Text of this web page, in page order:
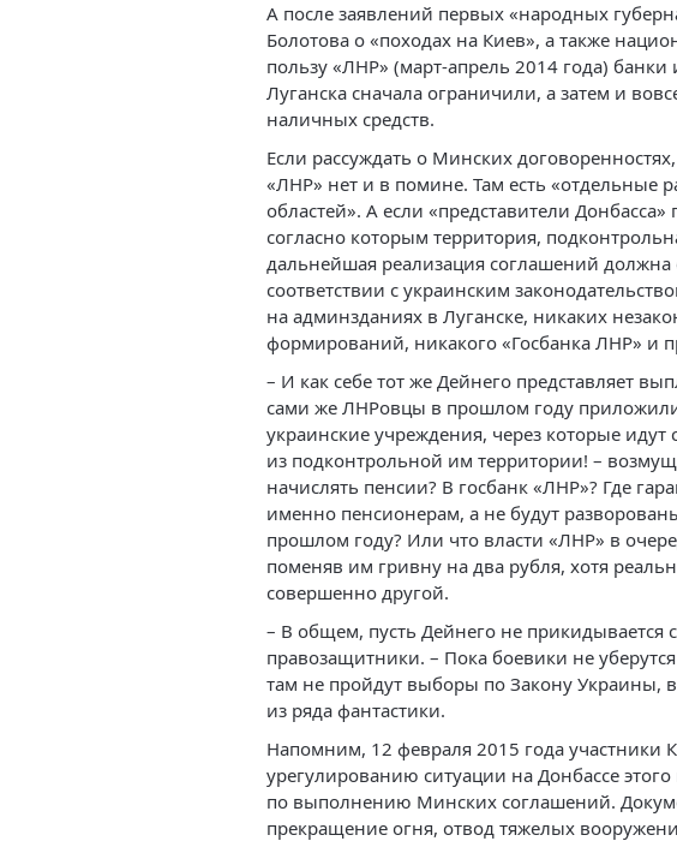
А после заявлений первых «народных
Болотова о «походах на Киев», а также
пользу «ЛНР» (март-апрель 2014 года)
Луганска сначала ограничили, а затем и
наличных средств.
Если рассуждать о Минских
«ЛНР» нет и в помине. Там есть «отдельные
областей». А если «представители
согласно которым территория,
дальнейшая реализация соглашений должна
соответствии с украинским
на админзданиях в Луганске, никаких
формирований, никакого «Госбанка ЛНР» и
– И как себе тот же Дейнего представляет
сами же ЛНРовцы в прошлом году
украинские учреждения, через которые
из подконтрольной им территории! –
начислять пенсии? В госбанк «ЛНР»? Где
именно пенсионерам, а не будут
прошлом году? Или что власти «ЛНР» в
поменяв им гривну на два рубля, хотя
совершенно другой.
– В общем, пусть Дейнего не
правозащитники. – Пока боевики не
там не пройдут выборы по Закону Украины,
из ряда фантастики.
Напомним, 12 февраля 2015 года участники
урегулированию ситуации на Донбассе
по выполнению Минских соглашений.
прекращение огня, отвод тяжелых